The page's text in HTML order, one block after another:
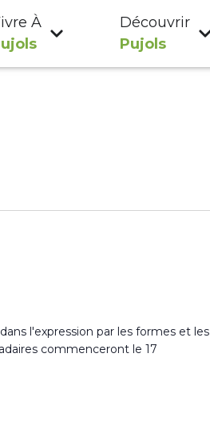
À
Découvrir
Pujols
l'expression par les formes et les
commenceront le 17